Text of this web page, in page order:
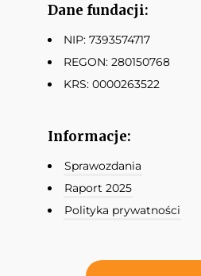
Dane fundacji:
NIP: 7393574717
REGON: 280150768
KRS: 0000263522
Informacje:
Sprawozdania
Raport 2025
Polityka prywatności